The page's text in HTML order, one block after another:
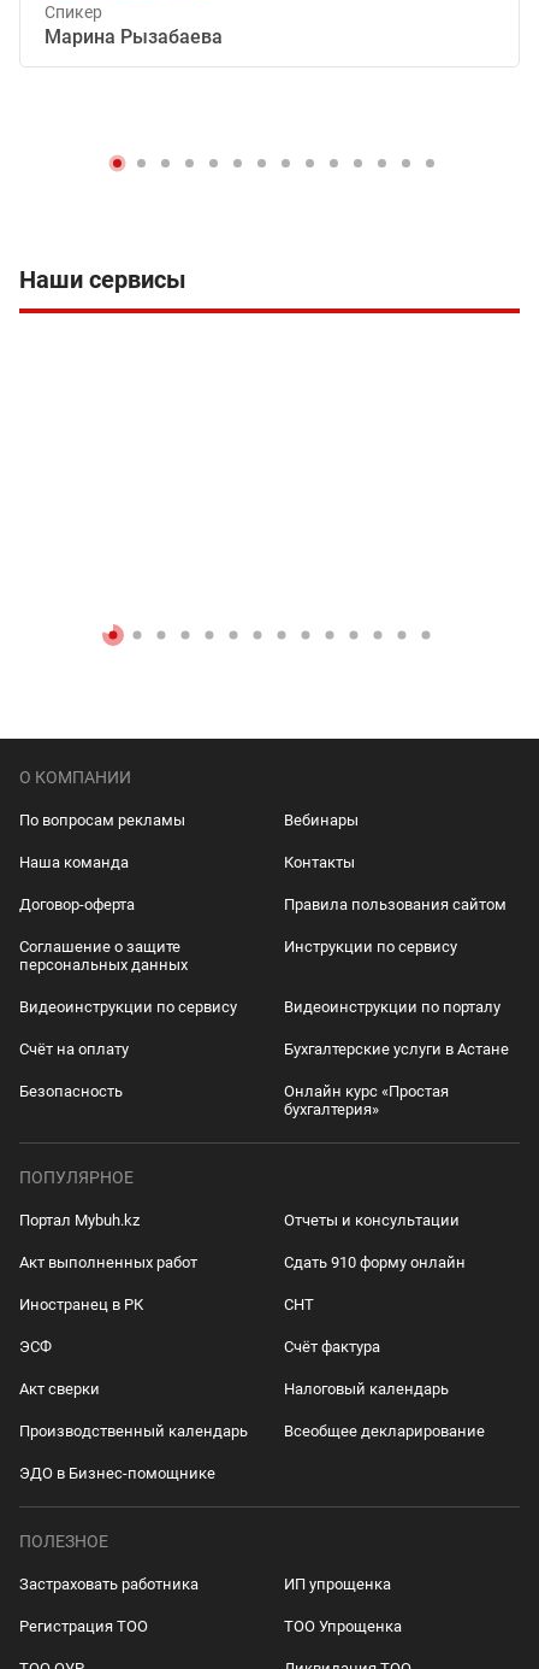
Спикер
Марина Рызабаева
Наши сервисы
О КОМПАНИИ
По вопросам рекламы Вебинары
Наша команда Контакты
Договор-оферта Правила пользования сайтом
Соглашение о защите
персональных данных
Инструкции по сервису
Видеоинструкции по сервису Видеоинструкции по порталу
Счёт на оплату Бухгалтерские услуги в Астане
Безопасность
Онлайн курс «Простая
бухгалтерия»
ПОПУЛЯРНОЕ
Портал Mybuh.kz Отчеты и консультации
Акт выполненных работ Сдать 910 форму онлайн
Иностранец в РК СНТ
ЭСФ Счёт фактура
Акт сверки Налоговый календарь
Производственный календарь Всеобщее декларирование
ЭДО в Бизнес-помощнике
ПОЛЕЗНОЕ
Застраховать работника ИП упрощенка
Регистрация ТОО ТОО Упрощенка